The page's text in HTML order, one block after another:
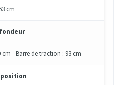
63 cm
cm - Barre de traction : 93 cm